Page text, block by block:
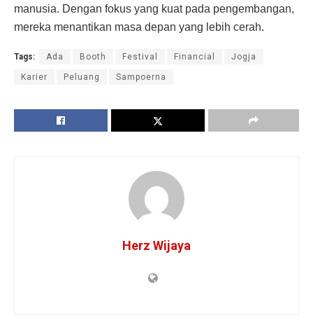
manusia. Dengan fokus yang kuat pada pengembangan,
mereka menantikan masa depan yang lebih cerah.
Tags: Ada Booth Festival Financial Jogja
Karier Peluang Sampoerna
Herz Wijaya